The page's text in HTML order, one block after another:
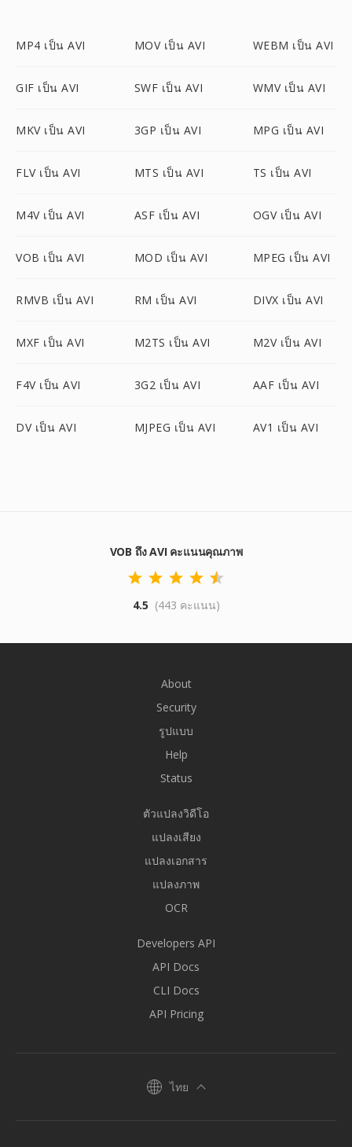
MP4 เป็น AVI MOV เป็น AVI WEBM เป็น AVI
GIF เป็น AVI SWF เป็น AVI WMV เป็น AVI
MKV เป็น AVI 3GP เป็น AVI MPG เป็น AVI
FLV เป็น AVI MTS เป็น AVI TS เป็น AVI
M4V เป็น AVI ASF เป็น AVI OGV เป็น AVI
VOB เป็น AVI MOD เป็น AVI MPEG เป็น AVI
RMVB เป็น AVI RM เป็น AVI DIVX เป็น AVI
MXF เป็น AVI M2TS เป็น AVI M2V เป็น AVI
F4V เป็น AVI 3G2 เป็น AVI AAF เป็น AVI
DV เป็น AVI MJPEG เป็น AVI AV1 เป็น AVI
VOB ถึง AVI คะแนนคุณภาพ
4.5 (443 คะแนน)
About
Security
รูปแบบ
Help
Status
ตัวแปลงวิดีโอ
แปลงเสียง
แปลงเอกสาร
แปลงภาพ
OCR
Developers API
API Docs
CLI Docs
API Pricing
ไทย